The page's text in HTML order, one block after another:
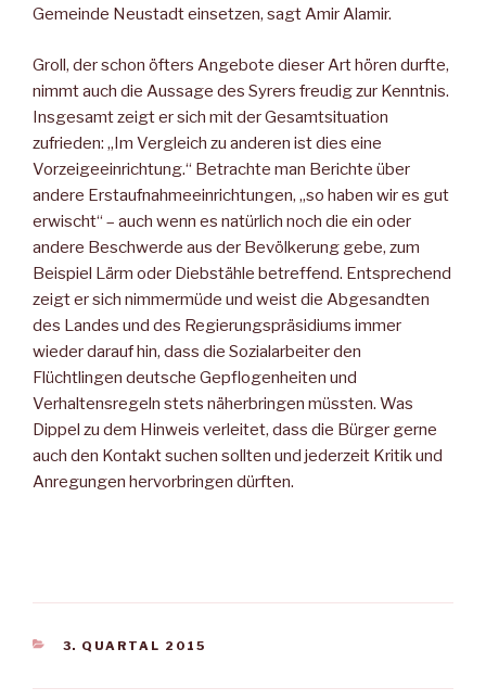
Gemeinde Neustadt einsetzen, sagt Amir Alamir.
Groll, der schon öfters Angebote dieser Art hören durfte,
nimmt auch die Aussage des Syrers freudig zur Kenntnis.
Insgesamt zeigt er sich mit der Gesamtsituation
zufrieden: „Im Vergleich zu anderen ist dies eine
Vorzeigeeinrichtung.“ Betrachte man Berichte über
andere Erstaufnahmeeinrichtungen, „so haben wir es gut
erwischt“ – auch wenn es natürlich noch die ein oder
andere Beschwerde aus der Bevölkerung gebe, zum
Beispiel Lärm oder Diebstähle betreffend. Entsprechend
zeigt er sich nimmermüde und weist die Abgesandten
des Landes und des Regierungspräsidiums immer
wieder darauf hin, dass die Sozialarbeiter den
Flüchtlingen deutsche Gepflogenheiten und
Verhaltensregeln stets näherbringen müssten. Was
Dippel zu dem Hinweis verleitet, dass die Bürger gerne
auch den Kontakt suchen sollten und jederzeit Kritik und
Anregungen hervorbringen dürften.
KATEGORIEN
3. QUARTAL 2015